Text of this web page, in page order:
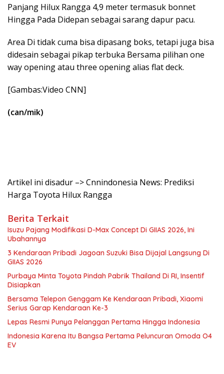
Panjang Hilux Rangga 4,9 meter termasuk bonnet
Hingga Pada Didepan sebagai sarang dapur pacu.
Area Di tidak cuma bisa dipasang boks, tetapi juga bisa
didesain sebagai pikap terbuka Bersama pilihan one
way opening atau three opening alias flat deck.
[Gambas:Video CNN]
(can/mik)
Artikel ini disadur –> Cnnindonesia News: Prediksi
Harga Toyota Hilux Rangga
Berita Terkait
Isuzu Pajang Modifikasi D-Max Concept Di GIIAS 2026, Ini
Ubahannya
3 Kendaraan Pribadi Jagoan Suzuki Bisa Dijajal Langsung Di
GIIAS 2026
Purbaya Minta Toyota Pindah Pabrik Thailand Di RI, Insentif
Disiapkan
Bersama Telepon Genggam Ke Kendaraan Pribadi, Xiaomi
Serius Garap Kendaraan Ke-3
Lepas Resmi Punya Pelanggan Pertama Hingga Indonesia
Indonesia Karena Itu Bangsa Pertama Peluncuran Omoda O4
EV